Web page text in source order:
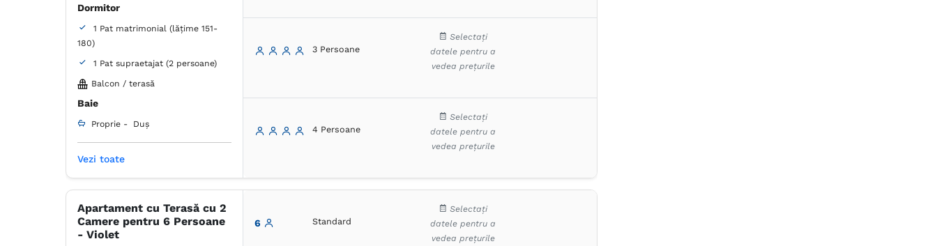
Dormitor
1 Pat matrimonial (lățime 151-
180)
1 Pat supraetajat (2 persoane)
Balcon / terasă
Baie
Proprie - Duș
Dulap
Articole de toaletă gratuite
Hârtie igienică
Oglindă
Vezi toate
3 Persoane
Selectați
datele pentru a
vedea prețurile
4 Persoane
Selectați
datele pentru a
vedea prețurile
Apartament cu Terasă cu 2
Camere pentru 6 Persoane
- Violet
6 Standard
Selectați
datele pentru a
vedea prețurile